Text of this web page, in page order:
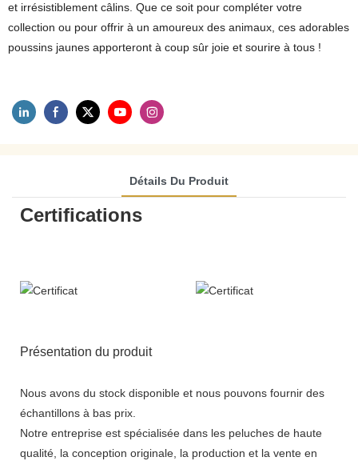
et irrésistiblement câlins. Que ce soit pour compléter votre
collection ou pour offrir à un amoureux des animaux, ces adorables
poussins jaunes apporteront à coup sûr joie et sourire à tous !
Détails Du Produit
Certifications
Présentation du produit
Nous avons du stock disponible et nous pouvons fournir des
échantillons à bas prix.
Notre entreprise est spécialisée dans les peluches de haute
qualité, la conception originale, la production et la vente en